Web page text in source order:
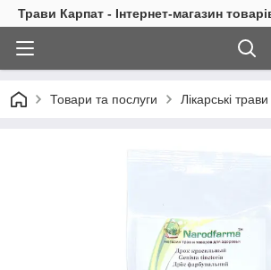
Трави Карпат - Інтернет-магазин
Товари та послуги Лікарські трави